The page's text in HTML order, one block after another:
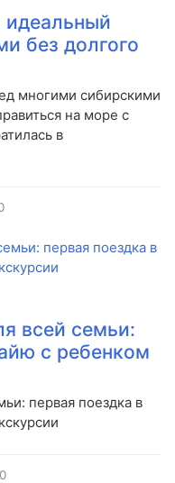
идеальный
без долгого
многими сибирскими
на море с
в
всей семьи:
с ребенком
первая поездка в
0